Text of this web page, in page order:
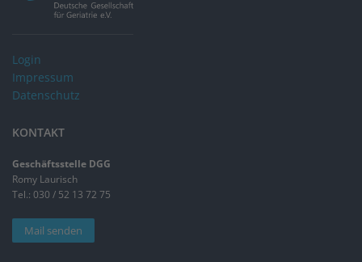
Login
Impressum
Datenschutz
KONTAKT
Geschäftsstelle DGG
Romy Laurisch
Tel.: 030 / 52 13 72 75
Mail senden